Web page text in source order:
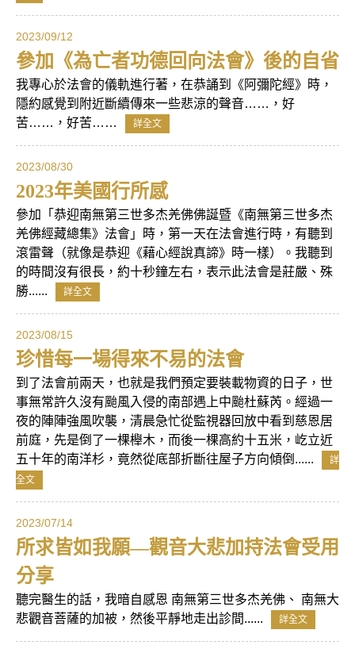
2023/09/12
參加《為亡者功德回向法會》後的自省
我專心於法會的儀軌進行著，在恭誦到《阿彌陀經》時，
隱約感覺到附近斷續傳來一些悲涼的聲音……，好
苦……，好苦……
詳全文
2023/08/30
2023年美國行所感
參加「恭迎南無第三世多杰羌佛佛誕暨《南無第三世多杰
羌佛經藏總集》法會」時，第一天在法會進行時，有聽到
滾雷聲（就像是恭迎《藉心經說真諦》時一樣）。我聽到
的時間沒有很長，約十秒鐘左右，表示此法會是莊嚴、殊
勝......
詳全文
2023/08/15
珍惜每一場得來不易的法會
到了法會前兩天，也就是我們預定要裝載物資的日子，世
事無常許久沒有颱風入侵的南部遇上中颱杜蘇芮。經過一
夜的陣陣強風吹襲，清晨急忙從監視器回放中看到慈恩居
前庭，先是倒了一棵櫸木，而後一棵高約十五米，屹立近
五十年的南洋杉，竟然從底部折斷往屋子方向傾倒......
詳
全文
2023/07/14
所求皆如我願—觀音大悲加持法會受用
分享
聽完醫生的話，我暗自感恩 南無第三世多杰羌佛、 南無大
悲觀音菩薩的加被，然後平靜地走出診間......
詳全文